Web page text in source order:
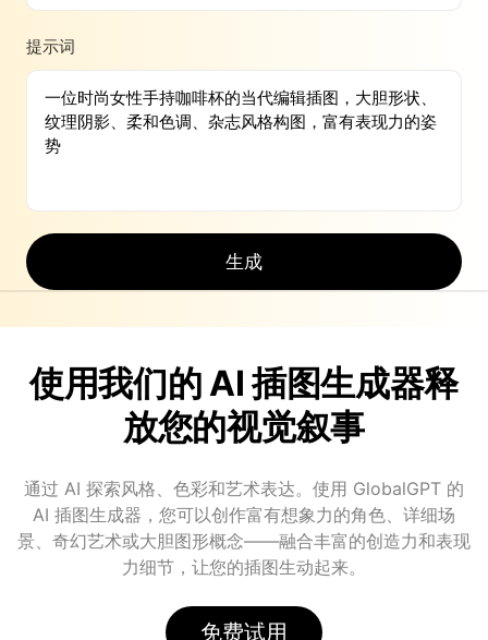
提示词
生成
使用我们的 AI 插图生成器释
放您的视觉叙事
通过 AI 探索风格、色彩和艺术表达。使用 GlobalGPT 的
AI 插图生成器，您可以创作富有想象力的角色、详细场
景、奇幻艺术或大胆图形概念——融合丰富的创造力和表现
力细节，让您的插图生动起来。
免费试用